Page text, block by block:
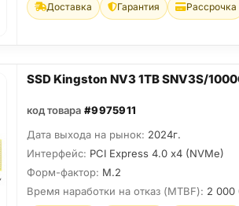
Доставка Гарантия Рассрочка
SSD Kingston NV3 1TB SNV3S/
код товара #9975911
Дата выхода на рынок: 2024г.
Интерфейс: PCI Express 4.0 x4 (NVMe)
Форм-фактор: M.2
Время наработки на отказ (МТBF): 2 000